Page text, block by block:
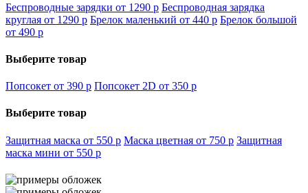
Беспроводные зарядки от 1290 p Беспроводная зарядка
круглая от 1290 p Брелок маленький от 440 p Брелок большой
от 490 p
Выберите товар
Попсокет от 390 p Попсокет 2D от 350 p
Выберите товар
Защитная маска от 550 p Маска цветная от 750 p Защитная
маска мини от 550 p